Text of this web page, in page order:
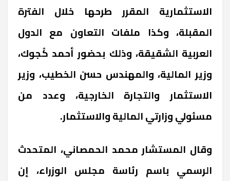
الاستثمارية المقرر طرحها خلال الفترة
المقبلة، وكذا ملفات التعاون مع الدول
العربية الشقيقة، وذلك بحضور أحمد كُجوك،
وزير المالية، والمهندس حسن الخطيب، وزير
الاستثمار والتجارة الخارجية، وعدد من
مسئولي وزارتي المالية والاستثمار.
وقال المستشار محمد الحمصاني، المتحدث
الرسمي باسم رئاسة مجلس الوزراء، إن